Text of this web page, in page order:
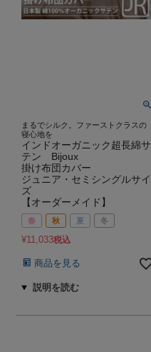
まるでシルク。ファーストクラスの
寝心地を
インドオーガニック超長綿サ
テン Bijoux
掛け布団カバー
ジュニア・セミシングルサイ
ズ
【オーダーメイド】
春 秋 夏 冬
¥11,033税込
商品を見る